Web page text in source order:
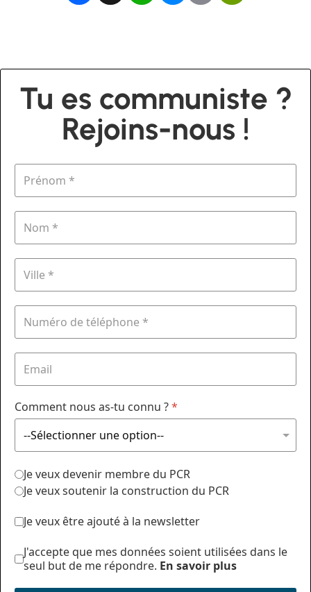
Tu es communiste ?
Rejoins-nous !
Comment nous as-tu connu ?*
Je veux devenir membre du PCR
Je veux soutenir la construction du PCR
Je veux être ajouté à la newsletter
J'accepte que mes données soient utilisées dans le
seul but de me répondre. En savoir plus